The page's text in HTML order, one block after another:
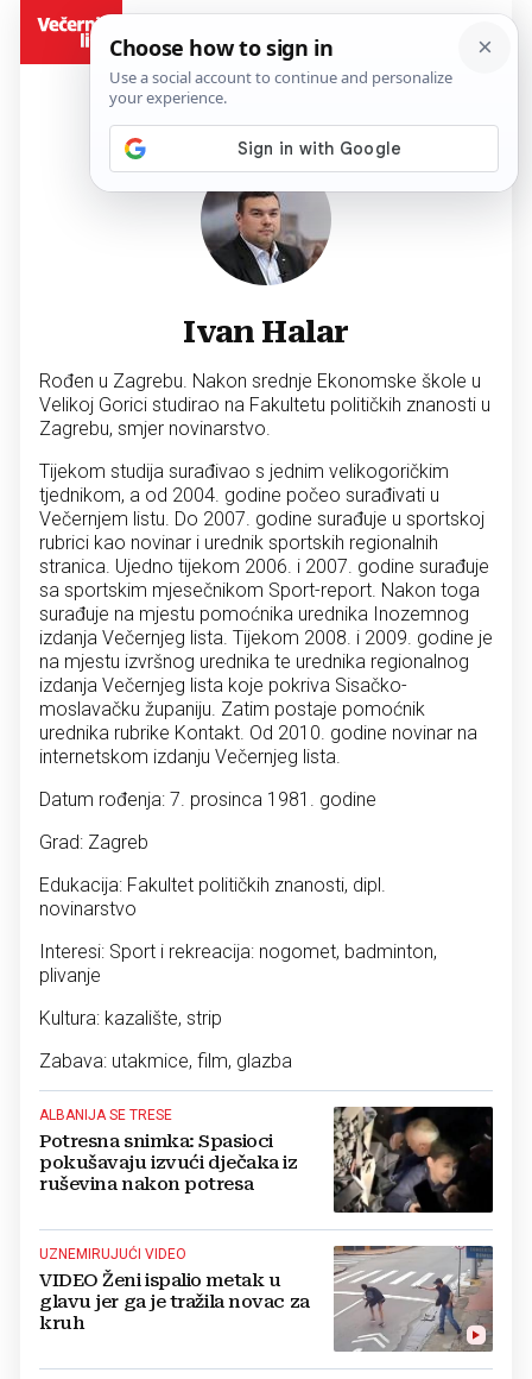
Ivan Halar
Rođen u Zagrebu. Nakon srednje Ekonomske škole u
Velikoj Gorici studirao na Fakultetu političkih znanosti u
Zagrebu, smjer novinarstvo.
Tijekom studija surađivao s jednim velikogoričkim
tjednikom, a od 2004. godine počeo surađivati u
Večernjem listu. Do 2007. godine surađuje u sportskoj
rubrici kao novinar i urednik sportskih regionalnih
stranica. Ujedno tijekom 2006. i 2007. godine surađuje
sa sportskim mjesečnikom Sport-report. Nakon toga
surađuje na mjestu pomoćnika urednika Inozemnog
izdanja Večernjeg lista. Tijekom 2008. i 2009. godine je
na mjestu izvršnog urednika te urednika regionalnog
izdanja Večernjeg lista koje pokriva Sisačko-
moslavačku županiju. Zatim postaje pomoćnik
urednika rubrike Kontakt. Od 2010. godine novinar na
internetskom izdanju Večernjeg lista.
Datum rođenja: 7. prosinca 1981. godine
Grad: Zagreb
Edukacija: Fakultet političkih znanosti, dipl.
novinarstvo
Interesi: Sport i rekreacija: nogomet, badminton,
plivanje
Kultura: kazalište, strip
Zabava: utakmice, film, glazba
ALBANIJA SE TRESE
Potresna snimka: Spasioci
pokušavaju izvući dječaka iz
ruševina nakon potresa
UZNEMIRUJUĆI VIDEO
VIDEO Ženi ispalio metak u
glavu jer ga je tražila novac za
kruh